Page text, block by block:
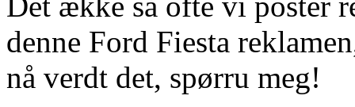
denne Ford Fiesta
nå verdt det, spørru meg!